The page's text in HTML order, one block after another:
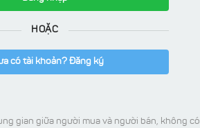
HOẶC
có tài khoản? Đăng ký
gian giữa người mua và người bán, không có